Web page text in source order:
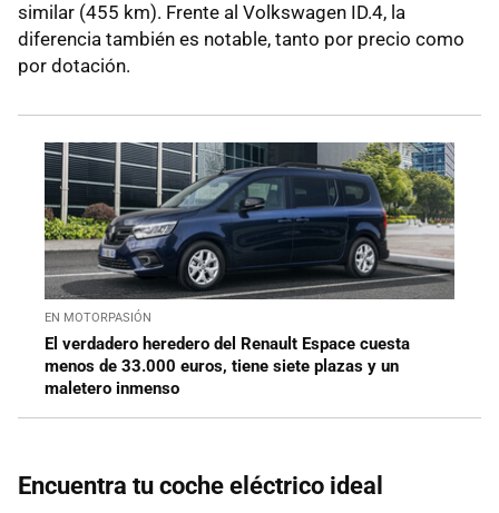
similar (455 km). Frente al Volkswagen ID.4, la
diferencia también es notable, tanto por precio como
por dotación.
EN MOTORPASIÓN
El verdadero heredero del Renault Espace cuesta
menos de 33.000 euros, tiene siete plazas y un
maletero inmenso
Encuentra tu coche eléctrico ideal